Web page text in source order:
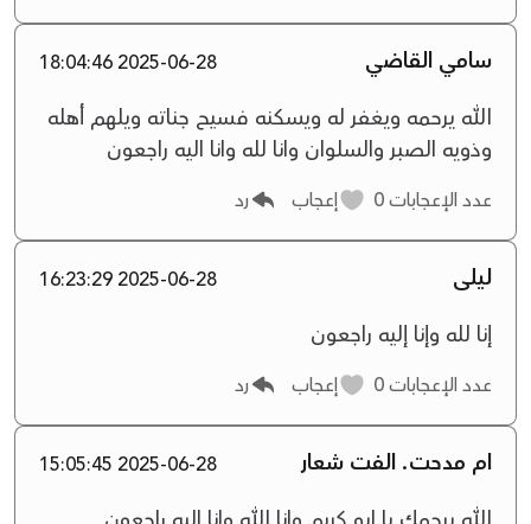
سامي القاضي 2025-06-28 18:04:46
الله يرحمه ويغفر له ويسكنه فسيح جناته ويلهم أهله
وذويه الصبر والسلوان وانا لله وانا اليه راجعون
عدد الإعجابات إعجاب رد
ليلى 2025-06-28 16:23:29
إنا لله وإنا إليه راجعون
عدد الإعجابات إعجاب رد
ام مدحت. الفت شعار 2025-06-28 15:05:45